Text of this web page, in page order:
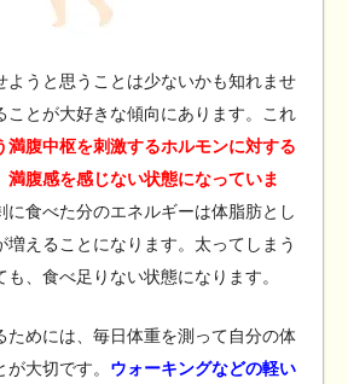
ようと思うことは少ないかも知れませ
ことが大好きな傾向にあります。これ
満腹中枢を刺激するホルモンに対する
満腹感を感じない状態になっていま
に食べた分のエネルギーは体脂肪とし
増えることになります。太ってしまう
も、食べ足りない状態になります。
ためには、毎日体重を測って自分の体
大切です。 ウォーキングなどの軽い